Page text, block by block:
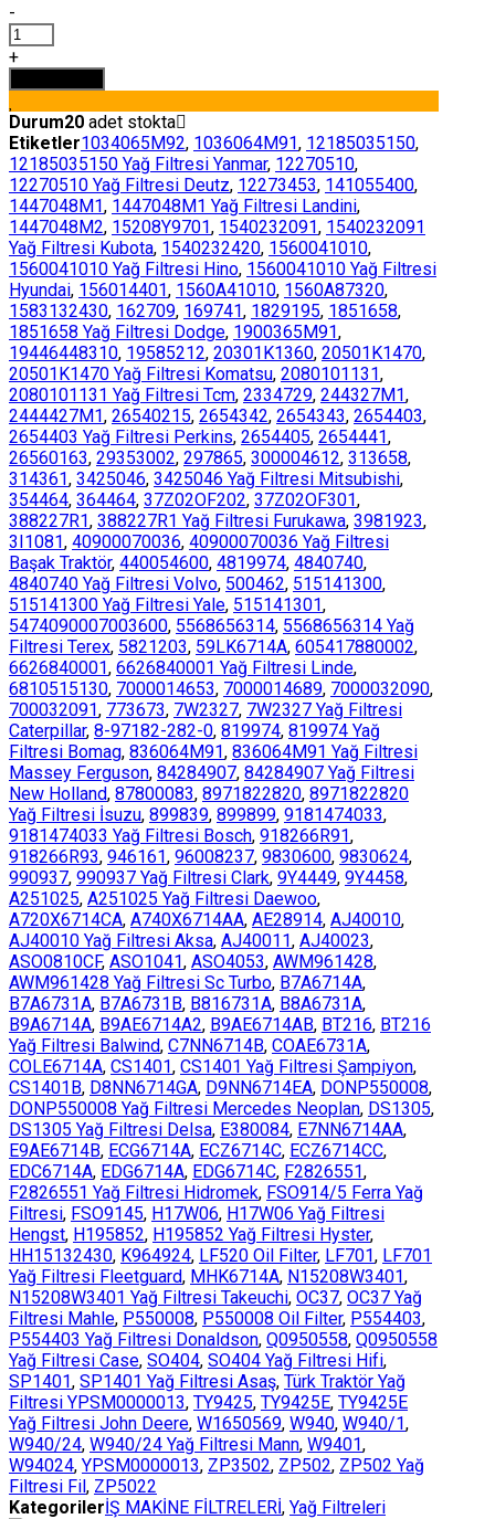
-
2654403
YAĞ
FİLTRESİ
PERKİNS
adet
+
Durum20 adet stokta
Etiketler1034065M92, 1036064M91, 12185035150,
12185035150 Yağ Filtresi Yanmar, 12270510,
12270510 Yağ Filtresi Deutz, 12273453, 141055400,
1447048M1, 1447048M1 Yağ Filtresi Landini,
1447048M2, 15208Y9701, 1540232091, 1540232091
Yağ Filtresi Kubota, 1540232420, 1560041010,
1560041010 Yağ Filtresi Hino, 1560041010 Yağ Filtresi
Hyundai, 156014401, 1560A41010, 1560A87320,
1583132430, 162709, 169741, 1829195, 1851658,
1851658 Yağ Filtresi Dodge, 1900365M91,
19446448310, 19585212, 20301K1360, 20501K1470,
20501K1470 Yağ Filtresi Komatsu, 2080101131,
2080101131 Yağ Filtresi Tcm, 2334729, 244327M1,
2444427M1, 26540215, 2654342, 2654343, 2654403,
2654403 Yağ Filtresi Perkins, 2654405, 2654441,
26560163, 29353002, 297865, 300004612, 313658,
314361, 3425046, 3425046 Yağ Filtresi Mitsubishi,
354464, 364464, 37Z02OF202, 37Z02OF301,
388227R1, 388227R1 Yağ Filtresi Furukawa, 3981923,
3I1081, 40900070036, 40900070036 Yağ Filtresi
Başak Traktör, 440054600, 4819974, 4840740,
4840740 Yağ Filtresi Volvo, 500462, 515141300,
515141300 Yağ Filtresi Yale, 515141301,
5474090007003600, 5568656314, 5568656314 Yağ
Filtresi Terex, 5821203, 59LK6714A, 605417880002,
6626840001, 6626840001 Yağ Filtresi Linde,
6810515130, 7000014653, 7000014689, 7000032090,
700032091, 773673, 7W2327, 7W2327 Yağ Filtresi
Caterpillar, 8-97182-282-0, 819974, 819974 Yağ
Filtresi Bomag, 836064M91, 836064M91 Yağ Filtresi
Massey Ferguson, 84284907, 84284907 Yağ Filtresi
New Holland, 87800083, 8971822820, 8971822820
Yağ Filtresi İsuzu, 899839, 899899, 9181474033,
9181474033 Yağ Filtresi Bosch, 918266R91,
918266R93, 946161, 96008237, 9830600, 9830624,
990937, 990937 Yağ Filtresi Clark, 9Y4449, 9Y4458,
A251025, A251025 Yağ Filtresi Daewoo,
A720X6714CA, A740X6714AA, AE28914, AJ40010,
AJ40010 Yağ Filtresi Aksa, AJ40011, AJ40023,
ASO0810CF, ASO1041, ASO4053, AWM961428,
AWM961428 Yağ Filtresi Sc Turbo, B7A6714A,
B7A6731A, B7A6731B, B816731A, B8A6731A,
B9A6714A, B9AE6714A2, B9AE6714AB, BT216, BT216
Yağ Filtresi Balwind, C7NN6714B, COAE6731A,
COLE6714A, CS1401, CS1401 Yağ Filtresi Şampiyon,
CS1401B, D8NN6714GA, D9NN6714EA, DONP550008,
DONP550008 Yağ Filtresi Mercedes Neoplan, DS1305,
DS1305 Yağ Filtresi Delsa, E380084, E7NN6714AA,
E9AE6714B, ECG6714A, ECZ6714C, ECZ6714CC,
EDC6714A, EDG6714A, EDG6714C, F2826551,
F2826551 Yağ Filtresi Hidromek, FSO914/5 Ferra Yağ
Filtresi, FSO9145, H17W06, H17W06 Yağ Filtresi
Hengst, H195852, H195852 Yağ Filtresi Hyster,
HH15132430, K964924, LF520 Oil Filter, LF701, LF701
Yağ Filtresi Fleetguard, MHK6714A, N15208W3401,
N15208W3401 Yağ Filtresi Takeuchi, OC37, OC37 Yağ
Filtresi Mahle, P550008, P550008 Oil Filter, P554403,
P554403 Yağ Filtresi Donaldson, Q0950558, Q0950558
Yağ Filtresi Case, SO404, SO404 Yağ Filtresi Hifi,
SP1401, SP1401 Yağ Filtresi Asaş, Türk Traktör Yağ
Filtresi YPSM0000013, TY9425, TY9425E, TY9425E
Yağ Filtresi John Deere, W1650569, W940, W940/1,
W940/24, W940/24 Yağ Filtresi Mann, W9401,
W94024, YPSM0000013, ZP3502, ZP502, ZP502 Yağ
Filtresi Fil, ZP5022
KategorilerİŞ MAKİNE FİLTRELERİ, Yağ Filtreleri